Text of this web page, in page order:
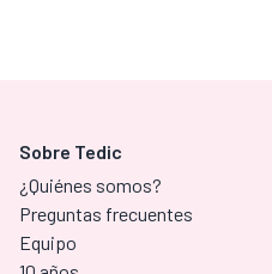
Sobre Tedic
¿Quiénes somos?
Preguntas frecuentes
Equipo